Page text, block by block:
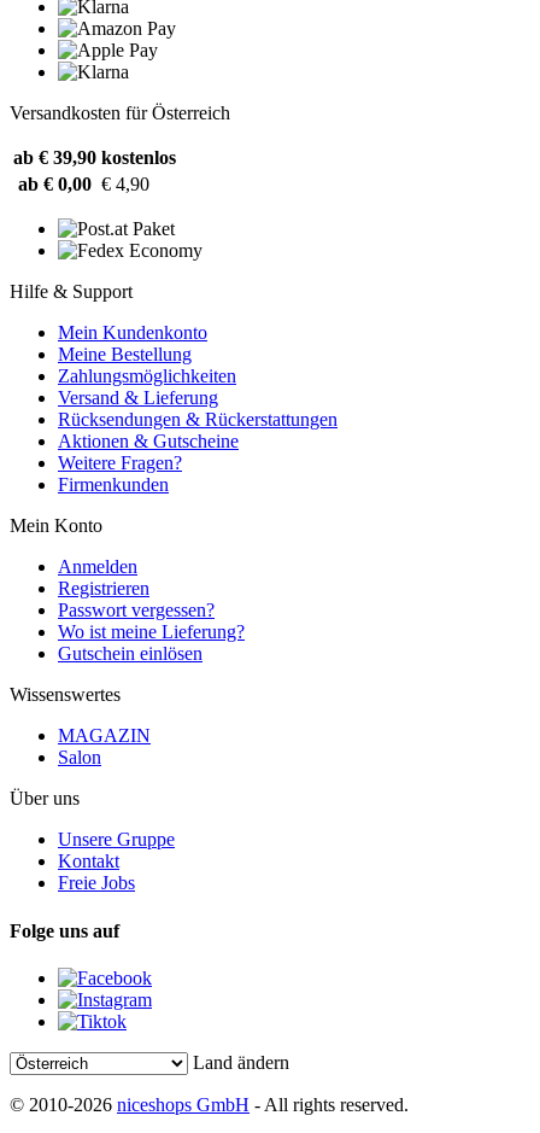
Versandkosten für Österreich
ab € 39,90 kostenlos
ab € 0,00 € 4,90
Hilfe & Support
Mein Kundenkonto
Meine Bestellung
Zahlungsmöglichkeiten
Versand & Lieferung
Rücksendungen & Rückerstattungen
Aktionen & Gutscheine
Weitere Fragen?
Firmenkunden
Mein Konto
Anmelden
Registrieren
Passwort vergessen?
Wo ist meine Lieferung?
Gutschein einlösen
Wissenswertes
MAGAZIN
Salon
Über uns
Unsere Gruppe
Kontakt
Freie Jobs
Folge uns auf
Land ändern
© 2010-2026 niceshops GmbH - All rights reserved.